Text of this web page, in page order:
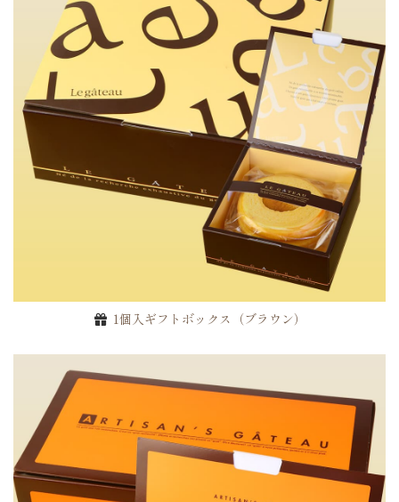
1個入ギフトボックス（ブラウン）
ご注文手続きに進む